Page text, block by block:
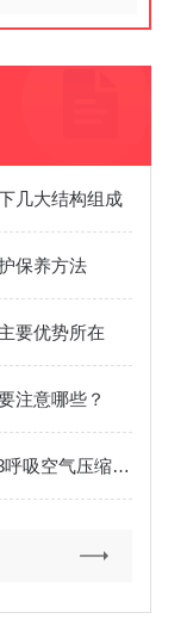
几大结构组成
保养方法
要优势所在
注意哪些？
意大利科尔奇MCH13呼吸空气压缩机故障分析与规范化处理